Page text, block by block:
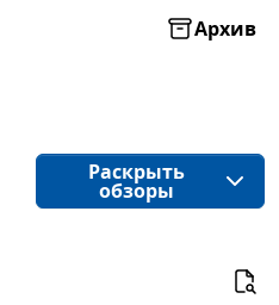
Архив
Раскрыть
обзоры